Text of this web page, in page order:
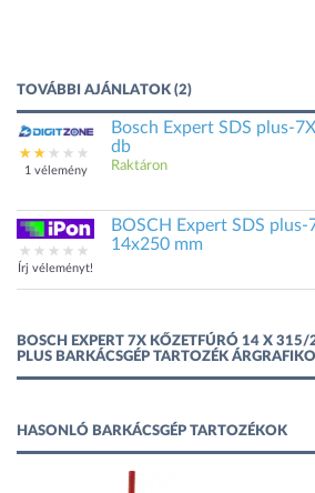
TOVÁBBI AJÁNLATOK (2)
1 vélemény
Bosch Expert SDS plus-
db
Raktáron
Írj véleményt!
BOSCH Expert SDS
14x250 mm
BOSCH EXPERT 7X KŐZETFÚRÓ 14 X 315/
PLUS BARKÁCSGÉP TARTOZÉK
HASONLÓ BARKÁCSGÉP TARTOZÉKOK